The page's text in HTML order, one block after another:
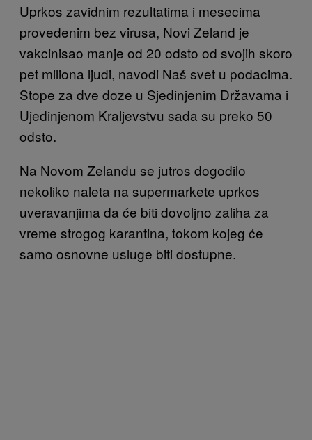
Uprkos zavidnim rezultatima i mesecima
provedenim bez virusa, Novi Zeland je
vakcinisao manje od 20 odsto od svojih skoro
pet miliona ljudi, navodi Naš svet u podacima.
Stope za dve doze u Sjedinjenim Državama i
Ujedinjenom Kraljevstvu sada su preko 50
odsto.
Na Novom Zelandu se jutros dogodilo
nekoliko naleta na supermarkete uprkos
uveravanjima da će biti dovoljno zaliha za
vreme strogog karantina, tokom kojeg će
samo osnovne usluge biti dostupne.